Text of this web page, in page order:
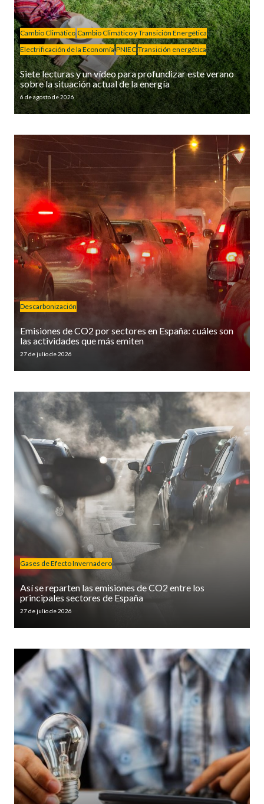
Cambio Climático Cambio Climático y Transición Energética
Electrificación de la Economía PNIEC Transición energética
Siete lecturas y un vídeo para profundizar este verano
sobre la situación actual de la energía
6 de agosto de 2026
Descarbonización
Emisiones de CO2 por sectores en España: cuáles son
las actividades que más emiten
27 de julio de 2026
Gases de Efecto Invernadero
Así se reparten las emisiones de CO2 entre los
principales sectores de España
27 de julio de 2026